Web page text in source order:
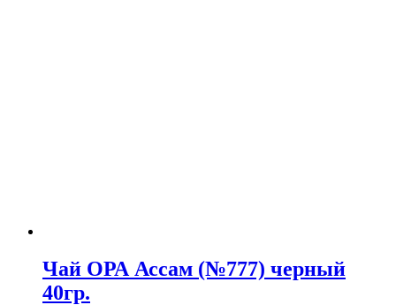
Чай ОРА Ассам (№777) черный
40гр.